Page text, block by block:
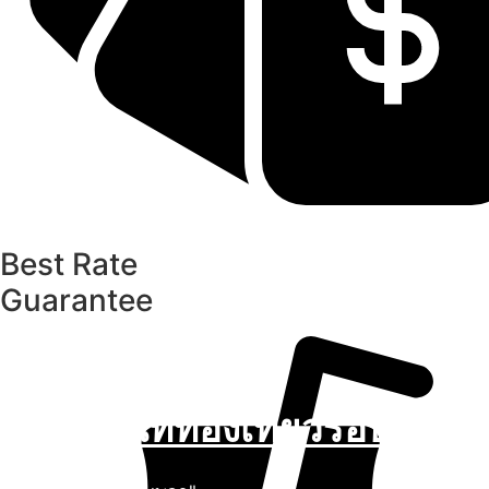
Best Rate
Guarantee
สถานที่ท่องเที่ยวรอบรีสอร์ท